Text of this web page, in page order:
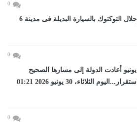
0
بدء تلقى طلبات إحلال التوكتوك بالسيارة البديلة فى مدينة 6
0
برلماني: ثورة 30 يونيو أعادت الدولة إلى مسارها الصحيح
ورسخت دعائم الاستقرار...اليوم الثلاثاء، 30 يونيو 2026 01:21
0